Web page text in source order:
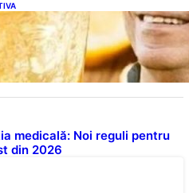
esențiale pentru
sub control pe timpul
specialistului
medicală: Noi reguli pentru
din 2026